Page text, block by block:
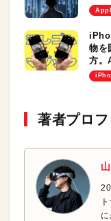
物を
方。
なそ
著者プロ